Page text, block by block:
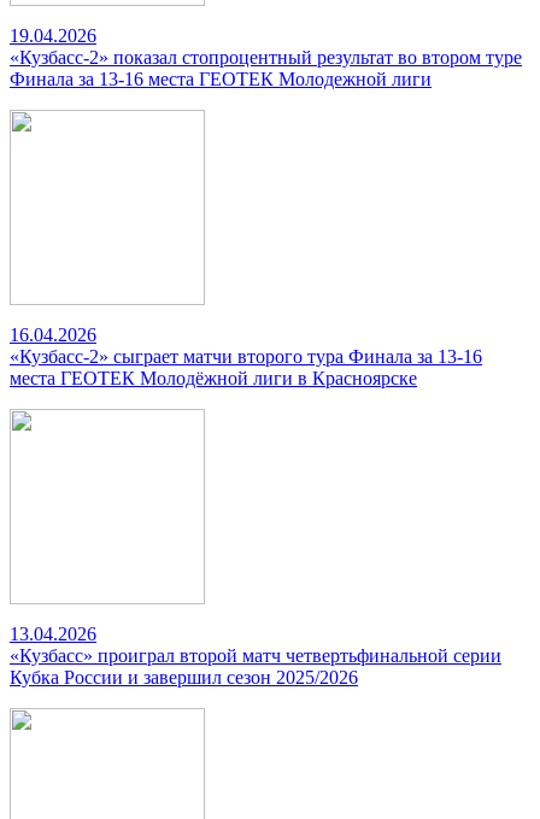
19.04.2026
«Кузбасс-2» показал стопроцентный результат во втором туре
Финала за 13-16 места ГЕОТЕК Молодежной лиги
16.04.2026
«Кузбасс-2» сыграет матчи второго тура Финала за 13-16
места ГЕОТЕК Молодёжной лиги в Красноярске
13.04.2026
«Кузбасс» проиграл второй матч четвертьфинальной серии
Кубка России и завершил сезон 2025/2026